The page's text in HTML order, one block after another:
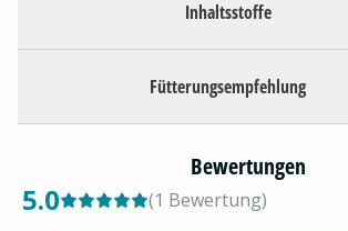
Inhaltsstoffe
Fütterungsempfehlung
Bewertungen
5.0 (1 Bewertung)